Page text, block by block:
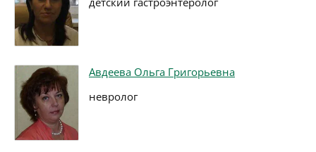
Авдеева Ольга Григорьевна
невролог